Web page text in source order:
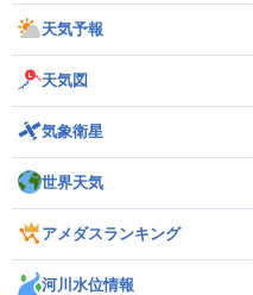
天気予報
天気図
気象衛星
世界天気
アメダスランキング
河川水位情報